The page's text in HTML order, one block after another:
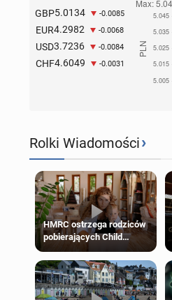
GBP5.0134 -0.0085
EUR4.2982 -0.0068
USD3.7236 -0.0084
CHF4.6049 -0.0031
Rolki Wiadomości›
HMRC ostrzega rodziców
pobierających Child
Benefit. Mogą być
zobowiązani do zwrotu
zasiłku